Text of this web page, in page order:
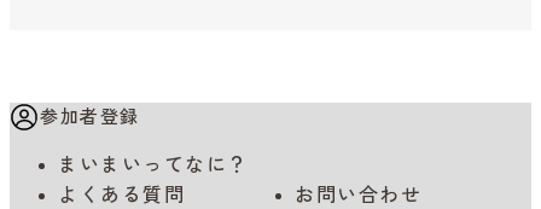
参加者登録
まいまいってなに？
よくある質問
お問い合わせ